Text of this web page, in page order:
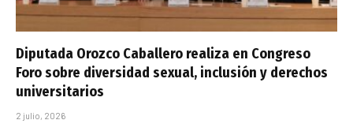
Diputada Orozco Caballero realiza en Congreso
Foro sobre diversidad sexual, inclusión y derechos
universitarios
2 julio, 2026